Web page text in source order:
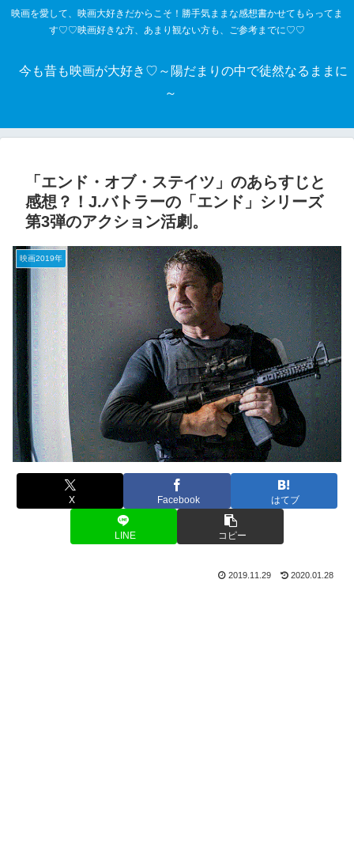
映画を愛して、映画大好きだからこそ！勝手気ままな感想書かせてもらってま
す♡♡映画好きな方、あまり観ない方も、ご参考までに♡♡
今も昔も映画が大好き♡～陽だまりの中で徒然なるままに
～
「エンド・オブ・ステイツ」のあらすじと
感想？！J.バトラーの「エンド」シリーズ
第3弾のアクション活劇。
映画2019年
X Facebook はてブ
LINE コピー
2019.11.29 2020.01.28